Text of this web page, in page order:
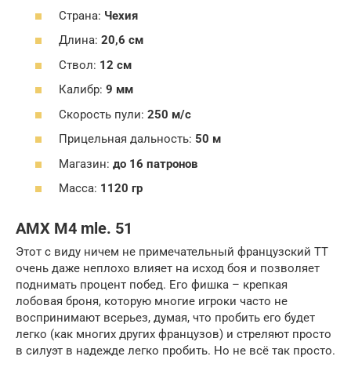
Страна: Чехия
Длина: 20,6 см
Ствол: 12 см
Калибр: 9 мм
Скорость пули: 250 м/с
Прицельная дальность: 50 м
Магазин: до 16 патронов
Масса: 1120 гр
AMX M4 mle. 51
Этот с виду ничем не примечательный французский ТТ
очень даже неплохо влияет на исход боя и позволяет
поднимать процент побед. Его фишка – крепкая
лобовая броня, которую многие игроки часто не
воспринимают всерьез, думая, что пробить его будет
легко (как многих других французов) и стреляют просто
в силуэт в надежде легко пробить. Но не всё так просто.